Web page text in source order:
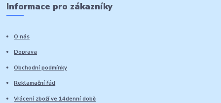
Informace pro zákazníky
O nás
Doprava
Obchodní podmínky
Reklamační řád
Vrácení zboží ve 14denní době